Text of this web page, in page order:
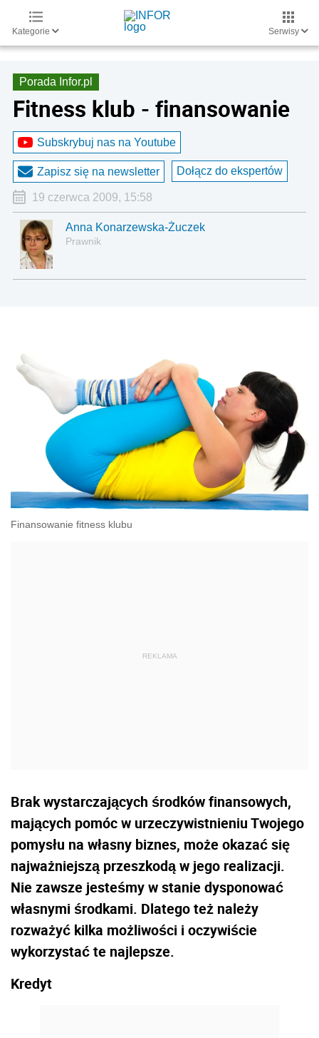
Kategorie Serwisy
Porada Infor.pl
Fitness klub - finansowanie
Subskrybuj nas na Youtube
Zapisz się na newsletter Dołącz do ekspertów
19 czerwca 2009, 15:58
Anna Konarzewska-Żuczek
Prawnik
Finansowanie fitness klubu
Brak wystarczających środków finansowych,
mających pomóc w urzeczywistnieniu Twojego
pomysłu na własny biznes, może okazać się
najważniejszą przeszkodą w jego realizacji.
Nie zawsze jesteśmy w stanie dysponować
własnymi środkami. Dlatego też należy
rozważyć kilka możliwości i oczywiście
wykorzystać te najlepsze.
Kredyt